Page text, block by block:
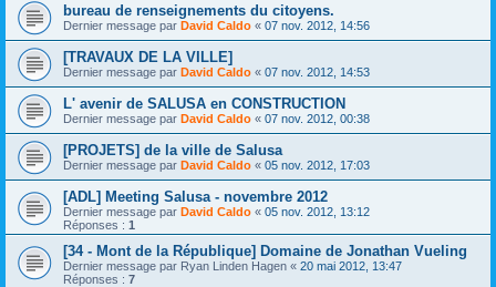
bureau de renseignements du citoyens.
Dernier message par David Caldo « 07 nov. 2012, 14:56
[TRAVAUX DE LA VILLE]
Dernier message par David Caldo « 07 nov. 2012, 14:53
L' avenir de SALUSA en CONSTRUCTION
Dernier message par David Caldo « 07 nov. 2012, 00:38
[PROJETS] de la ville de Salusa
Dernier message par David Caldo « 05 nov. 2012, 17:03
[ADL] Meeting Salusa - novembre 2012
Dernier message par David Caldo « 05 nov. 2012, 13:12
Réponses : 1
[34 - Mont de la République] Domaine de Jonathan Vueling
Dernier message par Ryan Linden Hagen « 20 mai 2012, 13:47
Réponses : 7